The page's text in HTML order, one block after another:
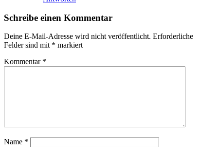
Schreibe einen Kommentar
Deine E-Mail-Adresse wird nicht veröffentlicht. Erforderliche
Felder sind mit * markiert
Kommentar *
Name *